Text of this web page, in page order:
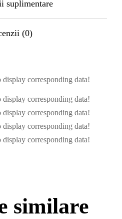
suplimentare
(0)
corresponding data!
corresponding data!
corresponding data!
corresponding data!
corresponding data!
similare